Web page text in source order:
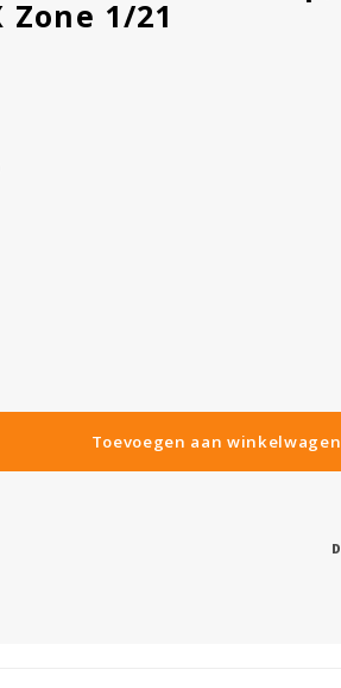
1/21
Toevoegen aan winkelwagen